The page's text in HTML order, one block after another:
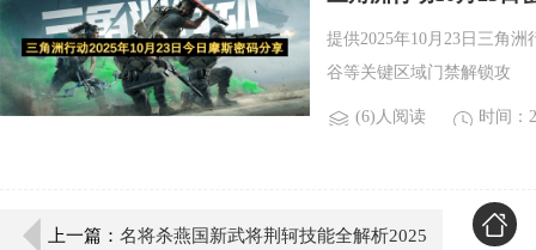
提供2025年10月23日三角
谷等关键区域门禁解锁攻
(6)人阅读 时间：
上一篇： 名将杀燕国新武将荆轲技能全解析2025